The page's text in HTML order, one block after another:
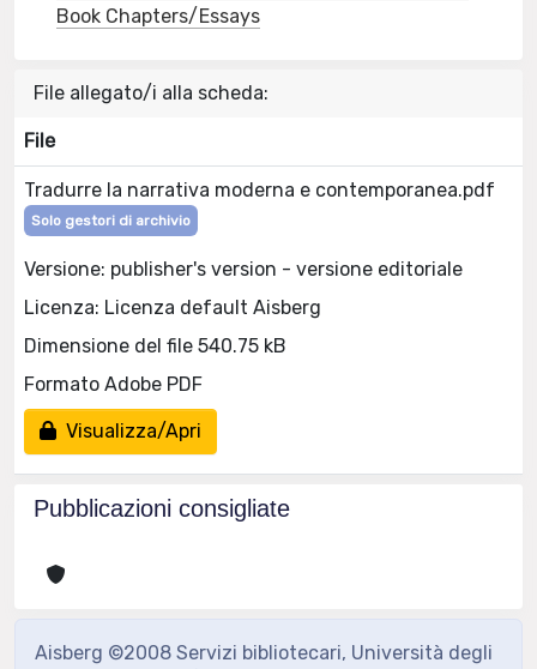
Book Chapters/Essays
File allegato/i alla scheda:
File
Tradurre la narrativa moderna e contemporanea.pdf
Solo gestori di archivio
Versione: publisher's version - versione editoriale
Licenza: Licenza default Aisberg
Dimensione del file 540.75 kB
Formato Adobe PDF
Visualizza/Apri
Pubblicazioni consigliate
Aisberg ©2008 Servizi bibliotecari, Università degli